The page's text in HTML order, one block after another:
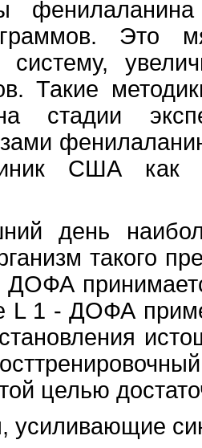
Это
систему,
Такие
стадии
США как
день
такого
L 1 - ДОФА
целью
усиливающие